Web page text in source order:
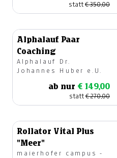
statt€ 350,00
Alphalauf Paar
Coaching
Alphalauf Dr.
Johannes Huber e.U.
ab nur € 149,00
statt€ 270,00
Rollator Vital Plus
"Meer"
maierhofer campus -